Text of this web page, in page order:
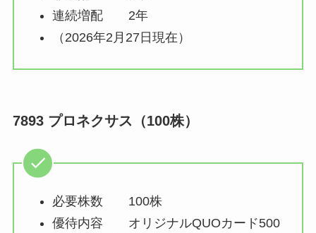
連続増配 2年
（2026年2月27日現在）
7893 プロネクサス（100株）
必要株数 100株
優待内容 オリジナルQUOカード500